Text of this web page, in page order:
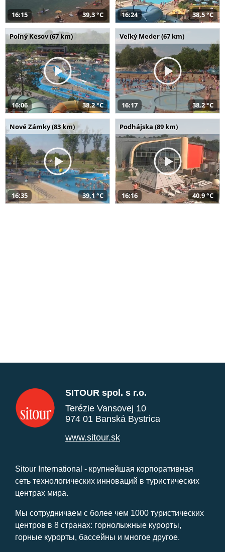
16:15 39,3 °C 16:24 38,5 °C
Poľný Kesov (67 km)
16:06 38,2 °C
Veľký Meder (67 km)
16:17 38,2 °C
Nové Zámky (83 km)
16:35 39,1 °C
Podhájska (89 km)
16:16 40,9 °C
SITOUR spol. s r.o.
Terézie Vansovej 10
974 01 Banská Bystrica
www.sitour.sk
Sitour International - крупнейшая корпоративная
сеть технологических инноваций в туристических
центрах мира.
Мы сотрудничаем с более чем 1000 туристических
центров в 8 странах: горнолыжные курорты,
горные курорты, бассейны и многое другое.